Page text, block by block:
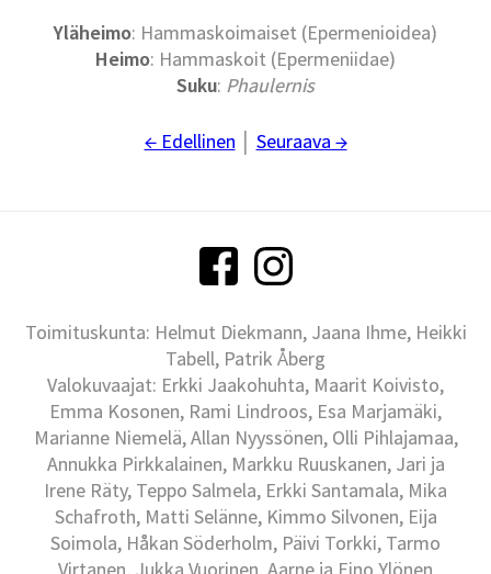
Yläheimo: Hammaskoimaiset (Epermenioidea)
Heimo: Hammaskoit (Epermeniidae)
Suku: Phaulernis
← Edellinen Seuraava →
Toimituskunta: Helmut Diekmann, Jaana Ihme, Heikki
Tabell, Patrik Åberg
Valokuvaajat: Erkki Jaakohuhta, Maarit Koivisto,
Emma Kosonen, Rami Lindroos, Esa Marjamäki,
Marianne Niemelä, Allan Nyyssönen, Olli Pihlajamaa,
Annukka Pirkkalainen, Markku Ruuskanen, Jari ja
Irene Räty, Teppo Salmela, Erkki Santamala, Mika
Schafroth, Matti Selänne, Kimmo Silvonen, Eija
Soimola, Håkan Söderholm, Päivi Torkki, Tarmo